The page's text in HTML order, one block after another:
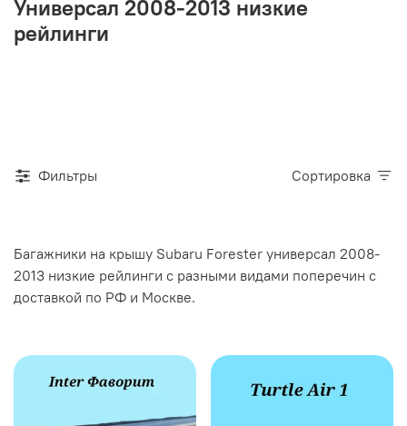
Универсал 2008-2013 низкие
рейлинги
Фильтры Сортировка
Багажники на крышу Subaru Forester универсал 2008-
2013 низкие рейлинги с разными видами поперечин с
доставкой по РФ и Москве.